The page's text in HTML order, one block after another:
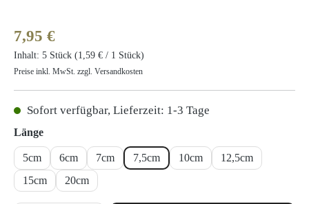
Regulärer Preis:
7,95 €
Inhalt: 5 Stück (1,59 € / 1 Stück)
Preise inkl. MwSt. zzgl. Versandkosten
Sofort verfügbar, Lieferzeit: 1-3 Tage
Längeauswählen
5cm 6cm 7cm 7,5cm 10cm
12,5cm
15cm
20cm